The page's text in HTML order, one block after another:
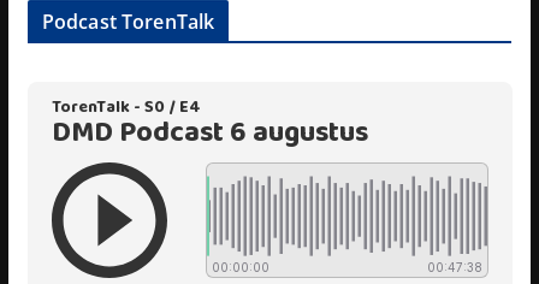
Podcast TorenTalk